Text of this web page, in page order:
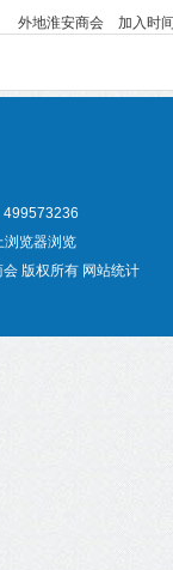
外地淮安商会 加入时
499573236
浏览器浏览
会 版权所有 网站统计